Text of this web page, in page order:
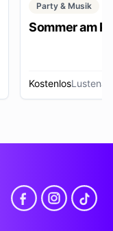
Party & Musik
Sommer am
KostenlosLustenau